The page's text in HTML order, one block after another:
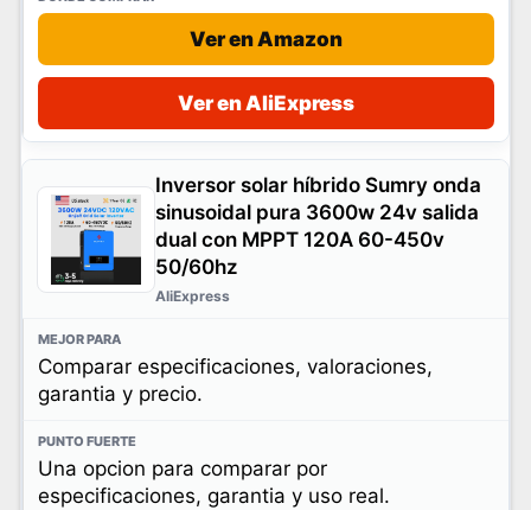
Ver en Amazon
Ver en AliExpress
Inversor solar híbrido Sumry onda
sinusoidal pura 3600w 24v salida
dual con MPPT 120A 60-450v
50/60hz
AliExpress
Comparar especificaciones, valoraciones,
garantia y precio.
Una opcion para comparar por
especificaciones, garantia y uso real.